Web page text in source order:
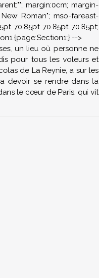
margin:0cm; margin-
Roman"; mso-fareast-
70.85pt 70.85pt 70.85pt;
{page:Section1;} -->
un lieu où personne ne
pour tous les voleurs et
de La Reynie, a sur les
devoir se rendre dans la
le cœur de Paris, qui vit